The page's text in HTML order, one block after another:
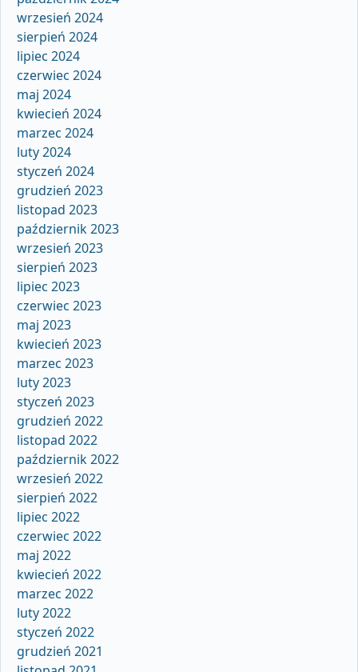
wrzesień 2024
sierpień 2024
lipiec 2024
czerwiec 2024
maj 2024
kwiecień 2024
marzec 2024
luty 2024
styczeń 2024
grudzień 2023
listopad 2023
październik 2023
wrzesień 2023
sierpień 2023
lipiec 2023
czerwiec 2023
maj 2023
kwiecień 2023
marzec 2023
luty 2023
styczeń 2023
grudzień 2022
listopad 2022
październik 2022
wrzesień 2022
sierpień 2022
lipiec 2022
czerwiec 2022
maj 2022
kwiecień 2022
marzec 2022
luty 2022
styczeń 2022
grudzień 2021